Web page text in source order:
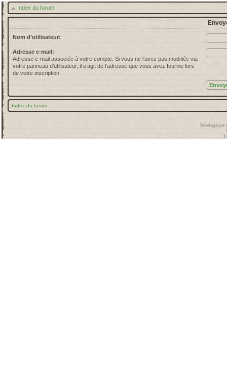
Index du forum
Nom d’utilisateur:
Adresse e-mail:
Adresse e-mail associée à votre compte. Si vous ne l’avez pas modifiée via
votre panneau d’utilisateur, il s’agit de l’adresse que vous avez fournie lors
de votre inscription.
Index du forum
Développé par